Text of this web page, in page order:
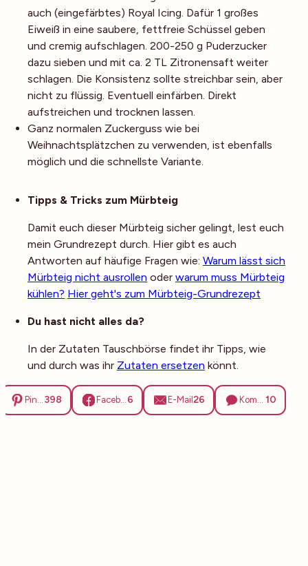
auch (eingefärbtes) Royal Icing. Dafür 1 großes
Eiweiß in eine saubere, fettfreie Schüssel geben
und cremig aufschlagen. 200-250 g Puderzucker
dazu sieben und mit ca. 2 TL Zitronensaft weiter
schlagen. Die Konsistenz sollte streichbar sein, aber
nicht zu flüssig. Eventuell einfärben. Direkt
aufstreichen und trocknen lassen.
Ganz normalen Zuckerguss wie bei
Weihnachtsplätzchen zu verwenden, ist ebenfalls
möglich und die schnellste Variante.
Tipps & Tricks zum Mürbteig
Damit euch dieser Mürbteig sicher gelingt, lest euch
mein Grundrezept durch. Hier gibt es auch
Antworten auf häufige Fragen wie: Warum lässt sich
Mürbteig nicht ausrollen oder warum muss Mürbteig
kühlen? Hier geht's zum Mürbteig-Grundrezept
Du hast nicht alles da?
In der Zutaten Tauschbörse findet ihr Tipps, wie
und durch was ihr Zutaten ersetzen könnt.
398 6 E-Mail26 10